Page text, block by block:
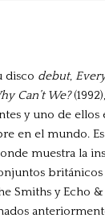
disco debut,
Can’t We?
y uno de ellos
en el mundo. Es
muestra la
Smiths y Echo